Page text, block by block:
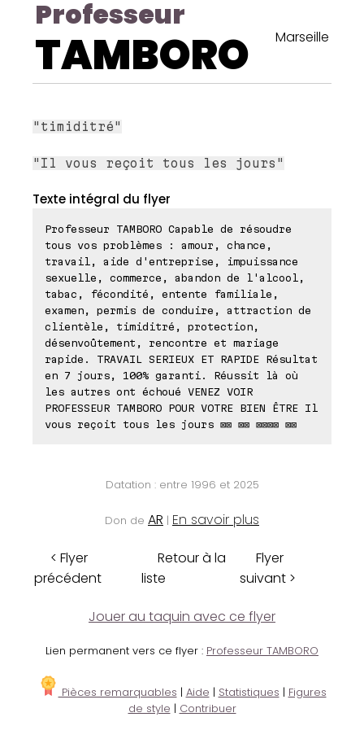
Professeur
TAMBORO Marseille
"timiditré"
"Il vous reçoit tous les jours"
Texte intégral du flyer
Professeur TAMBORO Capable de résoudre
tous vos problèmes : amour, chance,
travail, aide d'entreprise, impuissance
sexuelle, commerce, abandon de l'alcool,
tabac, fécondité, entente familiale,
examen, permis de conduire, attraction de
clientèle, timiditré, protection,
désenvoûtement, rencontre et mariage
rapide. TRAVAIL SERIEUX ET RAPIDE Résultat
en 7 jours, 100% garanti. Réussit là où
les autres ont échoué VENEZ VOIR
PROFESSEUR TAMBORO POUR VOTRE BIEN ÊTRE Il
vous reçoit tous les jours ⊠⊠ ⊠⊠ ⊠⊠⊠⊠ ⊠⊠
Datation : entre 1996 et 2025
Don de AR | En savoir plus
< Flyer
précédent
Retour à la
liste
Flyer
suivant >
Jouer au taquin avec ce flyer
Lien permanent vers ce flyer : Professeur TAMBORO
Pièces remarquables | Aide | Statistiques | Figures
de style | Contribuer